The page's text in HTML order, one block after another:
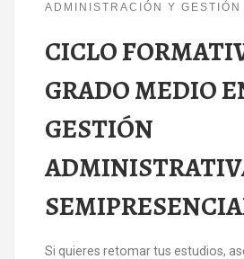
ADMINISTRACIÓN Y GESTIÓN
CICLO
GRADO MEDIO
GESTIÓN
Si quieres retomar tus estudios,